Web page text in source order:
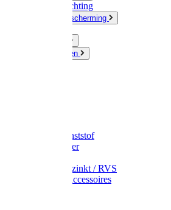
Winkelinrichting
Gelaatsbescherming
Knaagdieren
Emmer kunststof
Schepemmer
Emmer verzinkt / RVS
Regenton accessoires